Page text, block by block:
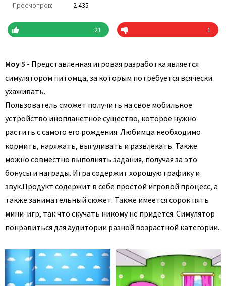
Просмотров: 2 435
21 1
Moy 5 - Представленная игровая разработка является
симулятором питомца, за которым потребуется всячески
ухаживать.
Пользователь сможет получить на свое мобильное
устройство инопланетное существо, которое нужно
растить с самого его рождения. Любимца необходимо
кормить, наряжать, выгуливать и развлекать. Также
можно совместно выполнять задания, получая за это
бонусы и награды. Игра содержит хорошую графику и
звук.Продукт содержит в себе простой игровой процесс, а
также занимательный сюжет. Также имеется сорок пять
мини-игр, так что скучать никому не придется. Симулятор
понравиться для аудитории разной возрастной категории.